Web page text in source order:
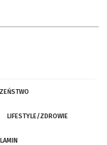
LIFESTYLE/ZDROWIE